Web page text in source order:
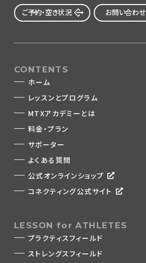
ご予約・空き状況 お問い合わせ
CONTENTS
ホーム
レッスンとプログラム
MTXアカデミーとは
料金・プラン
サポーター
よくある質問
公式オンラインショップ
コネクティング公式サイト
LESSON for ATHLETES
プラクティスフィールド
ストレングスフィールド